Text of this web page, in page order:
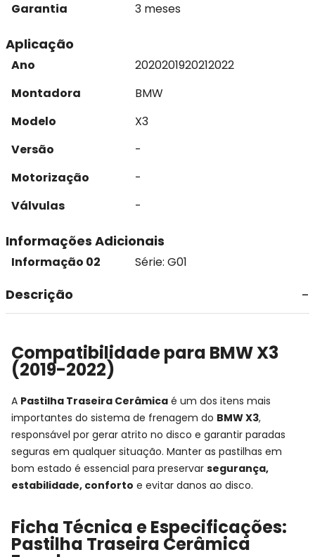
Garantia
3 meses
Aplicação
Ano 2020201920212022
Montadora
BMW
Modelo
X3
Versão
-
Motorização
-
Válvulas
-
Informações Adicionais
Informação 02 Série: G01
Descrição
Compatibilidade para BMW X3
(2019-2022)
A Pastilha Traseira Cerâmica é um dos itens mais
importantes do sistema de frenagem do BMW X3,
responsável por gerar atrito no disco e garantir paradas
seguras em qualquer situação. Manter as pastilhas em
bom estado é essencial para preservar segurança,
estabilidade, conforto e evitar danos ao disco.
Ficha Técnica e Especificações:
Pastilha Traseira Cerâmica